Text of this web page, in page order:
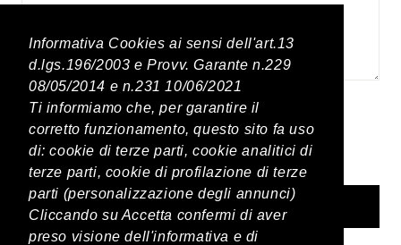
Informativa Cookies ai sensi dell'art.13
d.lgs.196/2003 e Provv. Garante n.229
08/05/2014 e n.231 10/06/2021
Ti informiamo che, per garantire il
corretto funzionamento, questo sito fa uso
di: cookie di terze parti, cookie analitici di
terze parti, cookie di profilazione di terze
parti (personalizzazione degli annunci)
Cliccando su Accetta confermi di aver
preso visione dell'informativa e di
DICHIARO DI AVER ACCETTATO LA PRIVACY POLICY